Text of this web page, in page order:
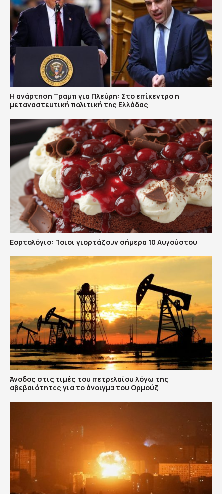
Η ανάρτηση Τραμπ για Πλεύρη: Στο επίκεντρο η
μεταναστευτική πολιτική της Ελλάδας
Εορτολόγιο: Ποιοι γιορτάζουν σήμερα 10 Αυγούστου
Άνοδος στις τιμές του πετρελαίου λόγω της
αβεβαιότητας για το άνοιγμα του Ορμούζ